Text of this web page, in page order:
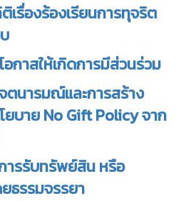
เรื่องร้องเรียนการทุจริต
อกาสให้เกิดการมีส่วนร่วม
ตนารมณ์และการสร้าง
บาย No Gift Policy จาก
ารรับทรัพย์สิน หรือ
ธรรมจรรยา